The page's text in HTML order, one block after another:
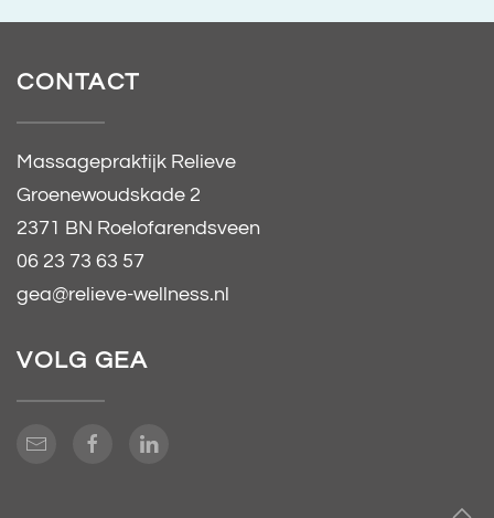
CONTACT
Massagepraktijk Relieve
Groenewoudskade 2
2371 BN Roelofarendsveen
06 23 73 63 57
gea@relieve-wellness.nl
VOLG GEA